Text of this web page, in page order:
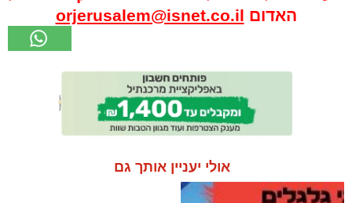
האדום orjerusalem@isnet.co.il
אולי יעניין אותך גם